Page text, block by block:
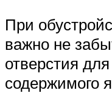
При
важно не
отверстия
содержимого